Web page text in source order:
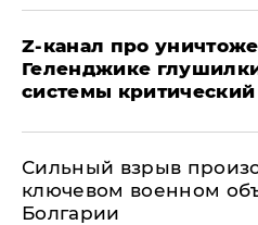
Z-канал про
Геленджике
системы критический
Сильный взрыв
ключевом военном
Болгарии